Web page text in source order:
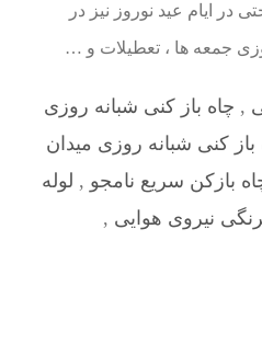
ایام عید نوروز نیز در
جمعه ها ، تعطیلات و …
, چاه باز کنی شبانه روزی
باز کنی شبانه روزی میدان
بازکن سریع نامجو , لوله
نیروی هوایی ,